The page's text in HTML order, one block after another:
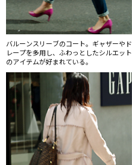
バルーンスリーブのコート。ギャザーやド
レープを多用し、ふわっとしたシルエット
のアイテムが好まれている。